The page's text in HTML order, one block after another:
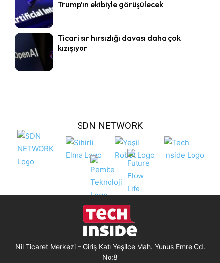
Trump’ın ekibiyle görüşülecek
Ticari sır hırsızlığı davası daha çok
kızışıyor
SDN NETWORK
Nil Ticaret Merkezi – Giriş Katı Yeşilce Mah. Yunus Emre Cd.
No:8